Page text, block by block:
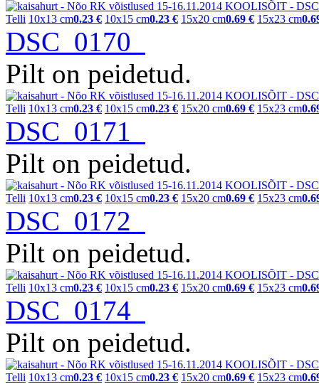
Telli 10x13 cm0.23 € 10x15 cm0.23 € 15x20 cm0.69 € 15x23 cm
DSC_0170
Pilt on peidetud.
Telli 10x13 cm0.23 € 10x15 cm0.23 € 15x20 cm0.69 € 15x23 cm
DSC_0171
Pilt on peidetud.
Telli 10x13 cm0.23 € 10x15 cm0.23 € 15x20 cm0.69 € 15x23 cm
DSC_0172
Pilt on peidetud.
Telli 10x13 cm0.23 € 10x15 cm0.23 € 15x20 cm0.69 € 15x23 cm
DSC_0174
Pilt on peidetud.
Telli 10x13 cm0.23 € 10x15 cm0.23 € 15x20 cm0.69 € 15x23 cm